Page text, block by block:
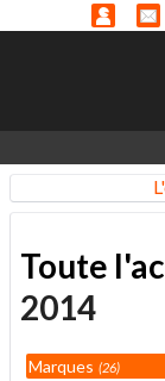
Toute
2014
Marques 26